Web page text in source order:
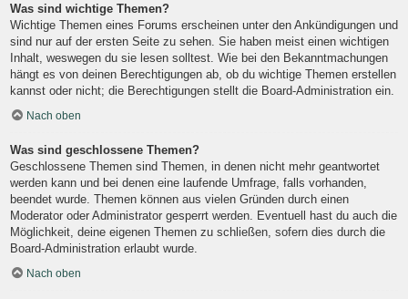
Was sind wichtige Themen?
Wichtige Themen eines Forums erscheinen unter den Ankündigungen und
sind nur auf der ersten Seite zu sehen. Sie haben meist einen wichtigen
Inhalt, weswegen du sie lesen solltest. Wie bei den Bekanntmachungen
hängt es von deinen Berechtigungen ab, ob du wichtige Themen erstellen
kannst oder nicht; die Berechtigungen stellt die Board-Administration ein.
Nach oben
Was sind geschlossene Themen?
Geschlossene Themen sind Themen, in denen nicht mehr geantwortet
werden kann und bei denen eine laufende Umfrage, falls vorhanden,
beendet wurde. Themen können aus vielen Gründen durch einen
Moderator oder Administrator gesperrt werden. Eventuell hast du auch die
Möglichkeit, deine eigenen Themen zu schließen, sofern dies durch die
Board-Administration erlaubt wurde.
Nach oben